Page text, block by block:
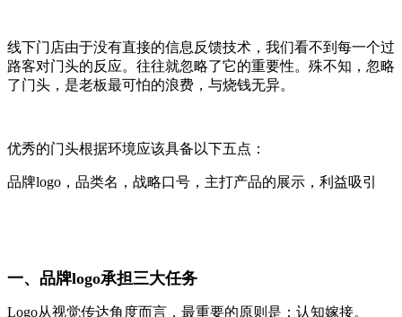
线下门店由于没有直接的信息反馈技术，我们看不到每一个过
路客对门头的反应。往往就忽略了它的重要性。殊不知，忽略
了门头，是老板最可怕的浪费，与烧钱无异。
优秀的门头根据环境应该具备以下五点：
品牌logo，品类名，战略口号，主打产品的展示，利益吸引
一、品牌logo承担三大任务
Logo从视觉传达角度而言，最重要的原则是：认知嫁接。